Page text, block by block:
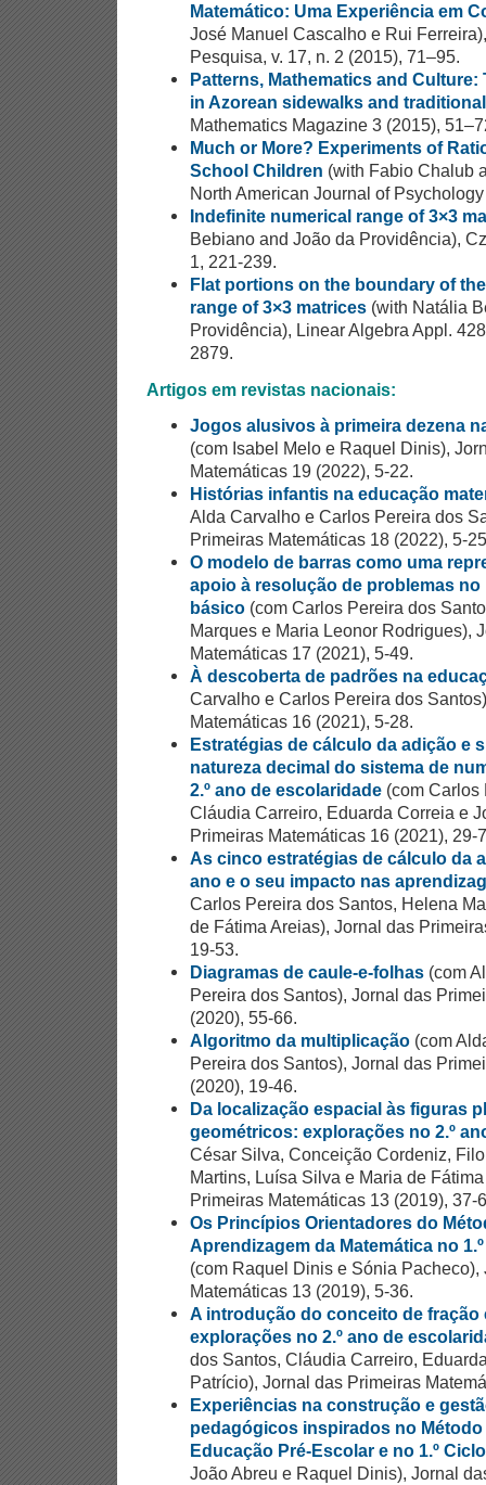
Matemático: Uma Experiência em
José Manuel Cascalho e Rui
Pesquisa, v. 17, n. 2 (2015), 71–95.
Patterns, Mathematics and
in Azorean sidewalks and
Mathematics Magazine 3 (2015),
Much or More? Experiments of
School Children (with Fabio Chalub
North American Journal of
Indefinite numerical range of 3×3
Bebiano and João da Providência),
1, 221-239.
Flat portions on the boundary of
range of 3×3 matrices (with Natália
Providência), Linear Algebra Appl.
2879.
Artigos em revistas nacionais:
Jogos alusivos à primeira dezena
(com Isabel Melo e Raquel Dinis),
Matemáticas 19 (2022), 5-22.
Histórias infantis na educação
Alda Carvalho e Carlos Pereira dos
Primeiras Matemáticas 18 (2022), 5-
O modelo de barras como uma
apoio à resolução de problemas no
básico (com Carlos Pereira dos
Marques e Maria Leonor Rodrigues),
Matemáticas 17 (2021), 5-49.
À descoberta de padrões na
Carvalho e Carlos Pereira dos
Matemáticas 16 (2021), 5-28.
Estratégias de cálculo da adição e
natureza decimal do sistema de
2.º ano de escolaridade (com Carlos
Cláudia Carreiro, Eduarda Correia e
Primeiras Matemáticas 16 (2021), 29-
As cinco estratégias de cálculo da
ano e o seu impacto nas
Carlos Pereira dos Santos, Helena
de Fátima Areias), Jornal das
19-53.
Diagramas de caule-e-folhas (com
Pereira dos Santos), Jornal das
(2020), 55-66.
Algoritmo da multiplicação (com
Pereira dos Santos), Jornal das
(2020), 19-46.
Da localização espacial às figuras
geométricos: explorações no 2.º
César Silva, Conceição Cordeniz,
Martins, Luísa Silva e Maria de
Primeiras Matemáticas 13 (2019), 37-
Os Princípios Orientadores do
Aprendizagem da Matemática no
(com Raquel Dinis e Sónia
Matemáticas 13 (2019), 5-36.
A introdução do conceito de fração
explorações no 2.º ano de
dos Santos, Cláudia Carreiro,
Patrício), Jornal das Primeiras
Experiências na construção e
pedagógicos inspirados no
Educação Pré-Escolar e no 1.º
João Abreu e Raquel Dinis), Jornal